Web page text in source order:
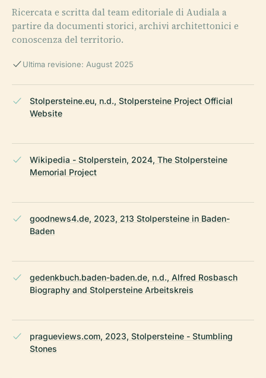
Ricercata e scritta dal team editoriale di Audiala a
partire da documenti storici, archivi architettonici e
conoscenza del territorio.
Ultima revisione: August 2025
Stolpersteine.eu, n.d., Stolpersteine Project Official
Website
Wikipedia - Stolperstein, 2024, The Stolpersteine
Memorial Project
goodnews4.de, 2023, 213 Stolpersteine in Baden-
Baden
gedenkbuch.baden-baden.de, n.d., Alfred Rosbasch
Biography and Stolpersteine Arbeitskreis
pragueviews.com, 2023, Stolpersteine - Stumbling
Stones